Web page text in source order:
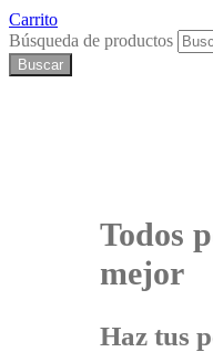
Carrito
Búsqueda de productos
Buscar
Todos
mejor
Haz tus